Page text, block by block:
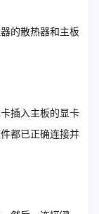
的散热器和主板
插入主板的显卡
都已正确连接并